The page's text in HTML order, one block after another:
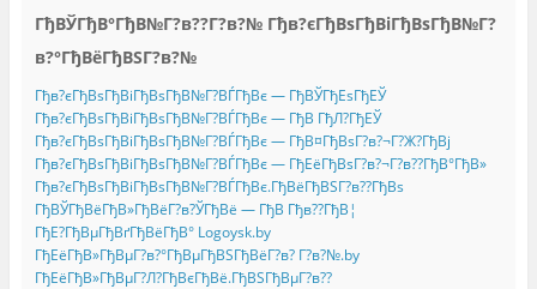
ГђВЎГђВ°ГђВ№Г?в??Г?в?№ Гђв?єГђВѕГђВіГђВѕГђВ№Г?
в?°ГђВёГђВЅГ?в?№
Гђв?єГђВѕГђВіГђВѕГђВ№Г?ВЃГђВє — ГђВЎГђЕѕГђЕЎ
Гђв?єГђВѕГђВіГђВѕГђВ№Г?ВЃГђВє — ГђВ ГђЛ?ГђЕЎ
Гђв?єГђВѕГђВіГђВѕГђВ№Г?ВЃГђВє — ГђВ¤ГђВѕГ?в?¬Г?Ж?ГђВј
Гђв?єГђВѕГђВіГђВѕГђВ№Г?ВЃГђВє — ГђЕёГђВѕГ?в?¬Г?в??ГђВ°ГђВ»
Гђв?єГђВѕГђВіГђВѕГђВ№Г?ВЃГђВє.ГђВёГђВЅГ?в??ГђВѕ
ГђВЎГђВёГђВ»ГђВёГ?в?ЎГђВё — ГђВ Гђв??ГђВ¦
ГђЕ?ГђВµГђВґГђВёГђВ° Logoysk.by
ГђЕёГђВ»ГђВµГ?в?°ГђВµГђВЅГђВёГ?в? Г?в?№.by
ГђЕёГђВ»ГђВµГ?Л?ГђВєГђВё.ГђВЅГђВµГ?в??